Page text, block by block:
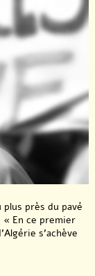
plus près du pavé
« En ce premier
s’achève